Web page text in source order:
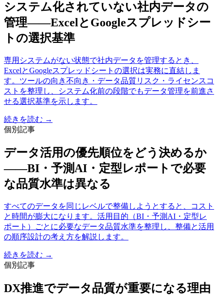
システム化されていない社内データの
管理——ExcelとGoogleスプレッドシー
トの選択基準
専用システムがない状態で社内データを管理するとき、
ExcelとGoogleスプレッドシートの選択は実務に直結しま
す。ツールの向き不向き・データ品質リスク・ライセンスコ
ストを整理し、システム化前の段階でもデータ管理を前進さ
せる選択基準を示します。
続きを読む →
個別記事
データ活用の優先順位をどう決めるか
——BI・予測AI・定型レポートで必要
な品質水準は異なる
すべてのデータを同じレベルで整備しようとすると、コスト
と時間が膨大になります。活用目的（BI・予測AI・定型レ
ポート）ごとに必要なデータ品質水準を整理し、整備と活用
の順序設計の考え方を解説します。
続きを読む →
個別記事
DX推進でデータ品質が重要になる理由